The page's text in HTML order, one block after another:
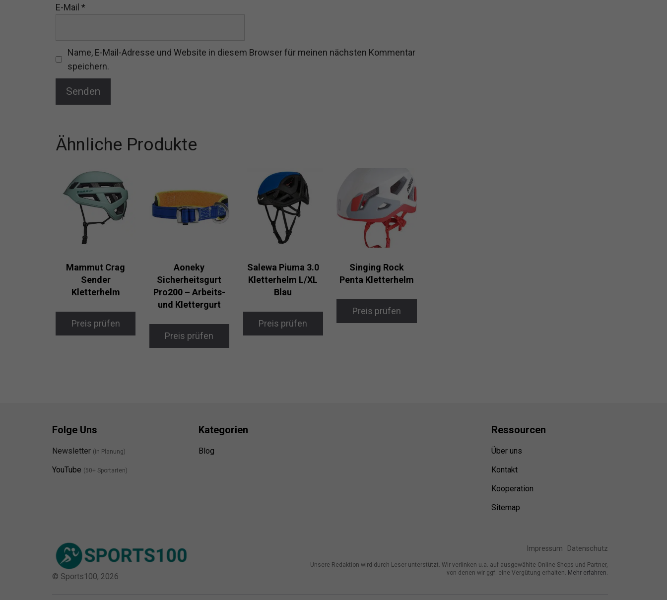
E-Mail *
Name, E-Mail-Adresse und Website in diesem Browser für meinen nächsten Kommentar
speichern.
Ähnliche Produkte
Mammut Crag
Sender
Kletterhelm
Preis prüfen
Aoneky
Sicherheitsgurt
Pro200 – Arbeits-
und Klettergurt
Preis prüfen
Salewa Piuma 3.0
Kletterhelm L/XL
Blau
Preis prüfen
Singing Rock
Penta Kletterhelm
Preis prüfen
Folge Uns
Newsletter (in Planung)
YouTube (50+ Sportarten)
Kategorien
Blog
Ressourcen
Über uns
Kontakt
Kooperation
Sitemap
© Sports100, 2026
Impressum Datenschutz
Unsere Redaktion wird durch Leser unterstützt. Wir verlinken u.a. auf ausgewählte Online-Shops und Partner,
von denen wir ggf. eine Vergütung erhalten. Mehr erfahren.